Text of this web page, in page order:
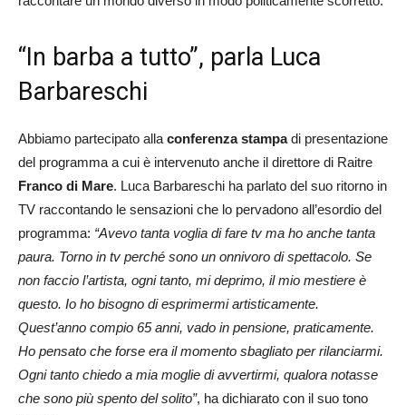
“In barba a tutto”, parla Luca
Barbareschi
Abbiamo partecipato alla conferenza stampadi presentazione
del programma a cui è intervenuto anche il direttore di Raitre
Franco di Mare. Luca Barbareschi ha parlato del suo ritorno in
TV raccontando le sensazioni che lo pervadono all’esordio del
programma: “Avevo tanta voglia di fare tv ma ho anche tanta
paura. Torno in tv perché sono un onnivoro di spettacolo. Se
non faccio l’artista, ogni tanto, mi deprimo, il mio mestiere è
questo. Io ho bisogno di esprimermi artisticamente.
Quest’anno compio 65 anni, vado in pensione, praticamente.
Ho pensato che forse era il momento sbagliato per rilanciarmi.
Ogni tanto chiedo a mia moglie di avvertirmi, qualora notasse
che sono più spento del solito”, ha dichiarato con il suo tono